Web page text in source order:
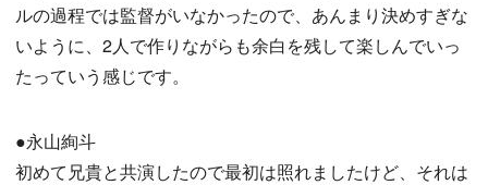
ルの過程では監督がいなかったので、あんまり決めすぎな
いように、2人で作りながらも余白を残して楽しんでいっ
たっていう感じです。
●永山絢斗
初めて兄貴と共演したので最初は照れましたけど、それは